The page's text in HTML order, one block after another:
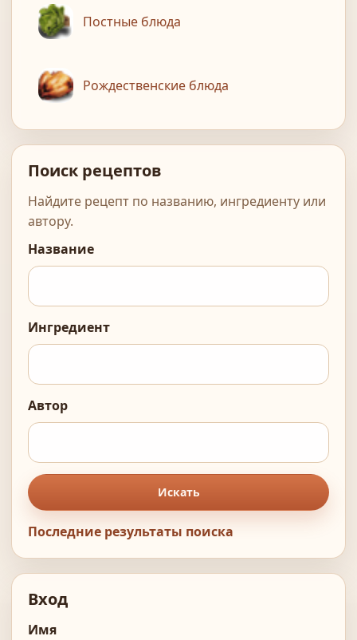
Постные блюда
Рождественские блюда
Поиск рецептов
Найдите рецепт по названию, ингредиенту или
автору.
Название
Ингредиент
Автор
Искать
Последние результаты поиска
Вход
Имя